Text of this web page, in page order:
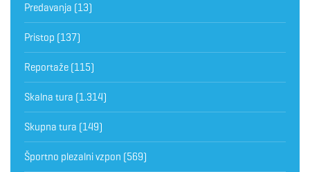
Predavanja (13)
Pristop (137)
Reportaže (115)
Skalna tura (1.314)
Skupna tura (149)
Športno plezalni vzpon (569)